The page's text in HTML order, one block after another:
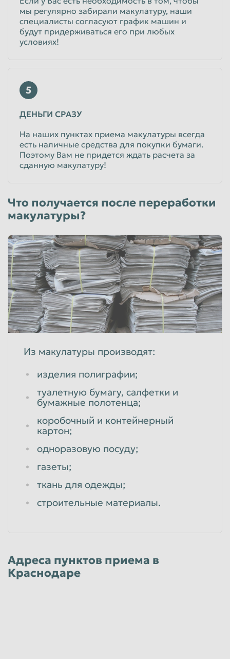
мы регулярно забирали макулатуру, наши
специалисты согласуют график машин и
будут придерживаться его при любых
условиях!
5
ДЕНЬГИ СРАЗУ
На наших пунктах приема макулатуры всегда
есть наличные средства для покупки бумаги.
Поэтому Вам не придется ждать расчета за
сданную макулатуру!
Что получается после переработки
макулатуры?
Из макулатуры производят:
изделия полиграфии;
туалетную бумагу, салфетки и
бумажные полотенца;
коробочный и контейнерный
картон;
одноразовую посуду;
газеты;
ткань для одежды;
строительные материалы.
Адреса пунктов приема в
Краснодаре